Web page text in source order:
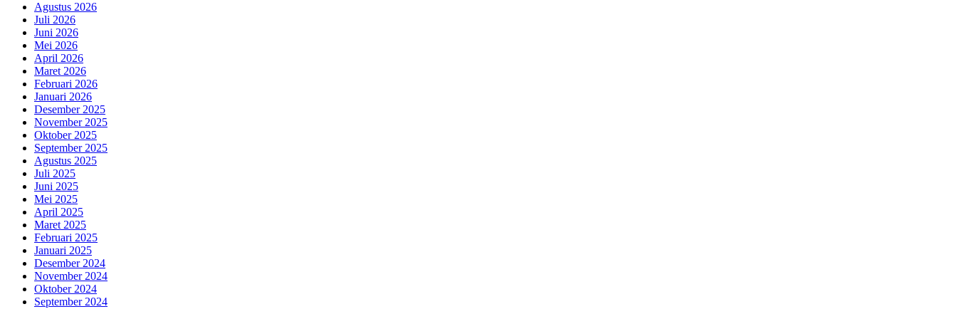
Agustus 2026
Juli 2026
Juni 2026
Mei 2026
April 2026
Maret 2026
Februari 2026
Januari 2026
Desember 2025
November 2025
Oktober 2025
September 2025
Agustus 2025
Juli 2025
Juni 2025
Mei 2025
April 2025
Maret 2025
Februari 2025
Januari 2025
Desember 2024
November 2024
Oktober 2024
September 2024